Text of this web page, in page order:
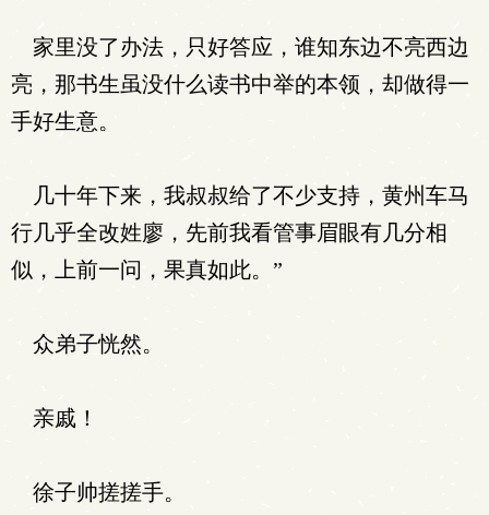
家里没了办法，只好答应，谁知东边不亮西边
亮，那书生虽没什么读书中举的本领，却做得一
手好生意。
几十年下来，我叔叔给了不少支持，黄州车马
行几乎全改姓廖，先前我看管事眉眼有几分相
似，上前一问，果真如此。”
众弟子恍然。
亲戚！
徐子帅搓搓手。